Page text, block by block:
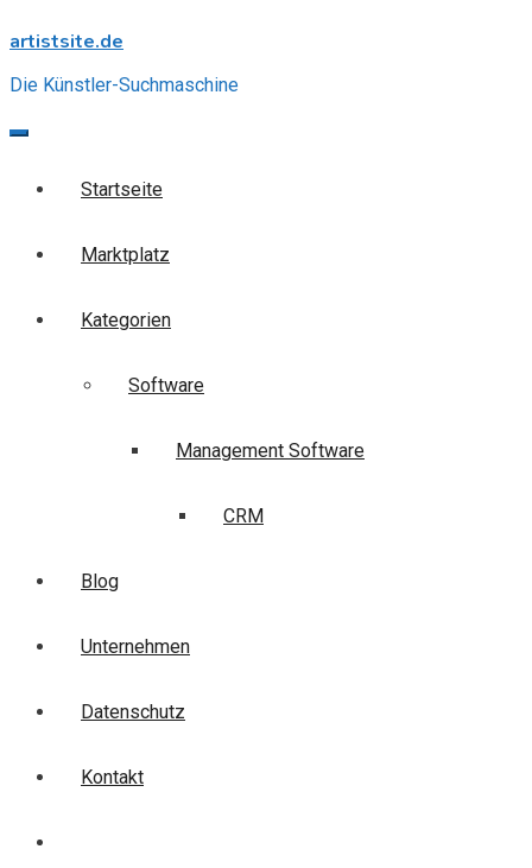
to
artistsite.de
Die Künstler-Suchmaschine
Startseite
Marktplatz
Kategorien
Software
Management Software
CRM
Blog
Unternehmen
Datenschutz
Kontakt